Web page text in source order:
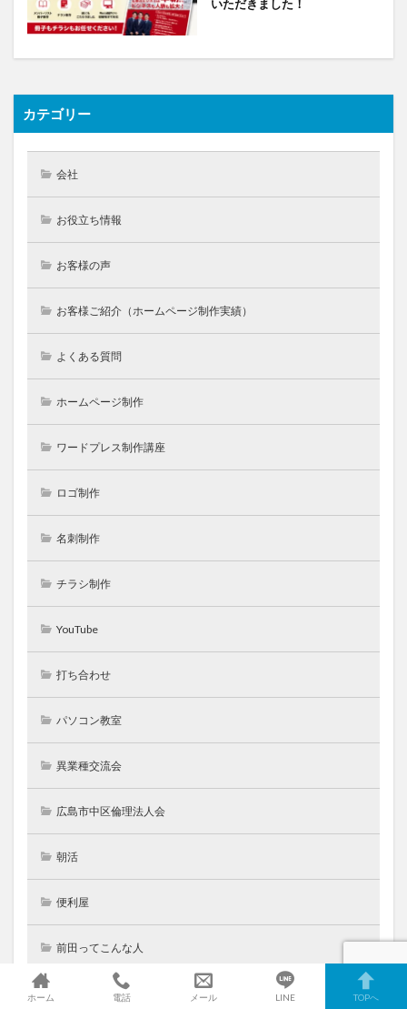
いただきました！
カテゴリー
会社
お役立ち情報
お客様の声
お客様ご紹介（ホームページ制作実績）
よくある質問
ホームページ制作
ワードプレス制作講座
ロゴ制作
名刺制作
チラシ制作
YouTube
打ち合わせ
パソコン教室
異業種交流会
広島市中区倫理法人会
朝活
便利屋
前田ってこんな人
プライベート
ホーム 電話 メール LINE TOPへ